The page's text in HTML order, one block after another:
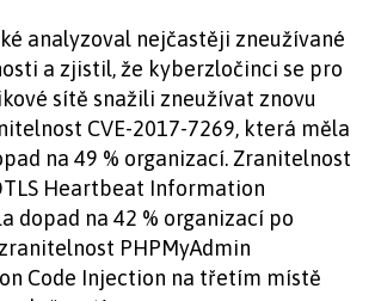
analyzoval nejčastěji zneužívané
a zjistil, že kyberzločinci se pro
sítě snažili zneužívat znovu
CVE-2017-7269, která měla
na 49 % organizací. Zranitelnost
Heartbeat Information
dopad na 42 % organizací po
PHPMyAdmin
Code Injection na třetím místě